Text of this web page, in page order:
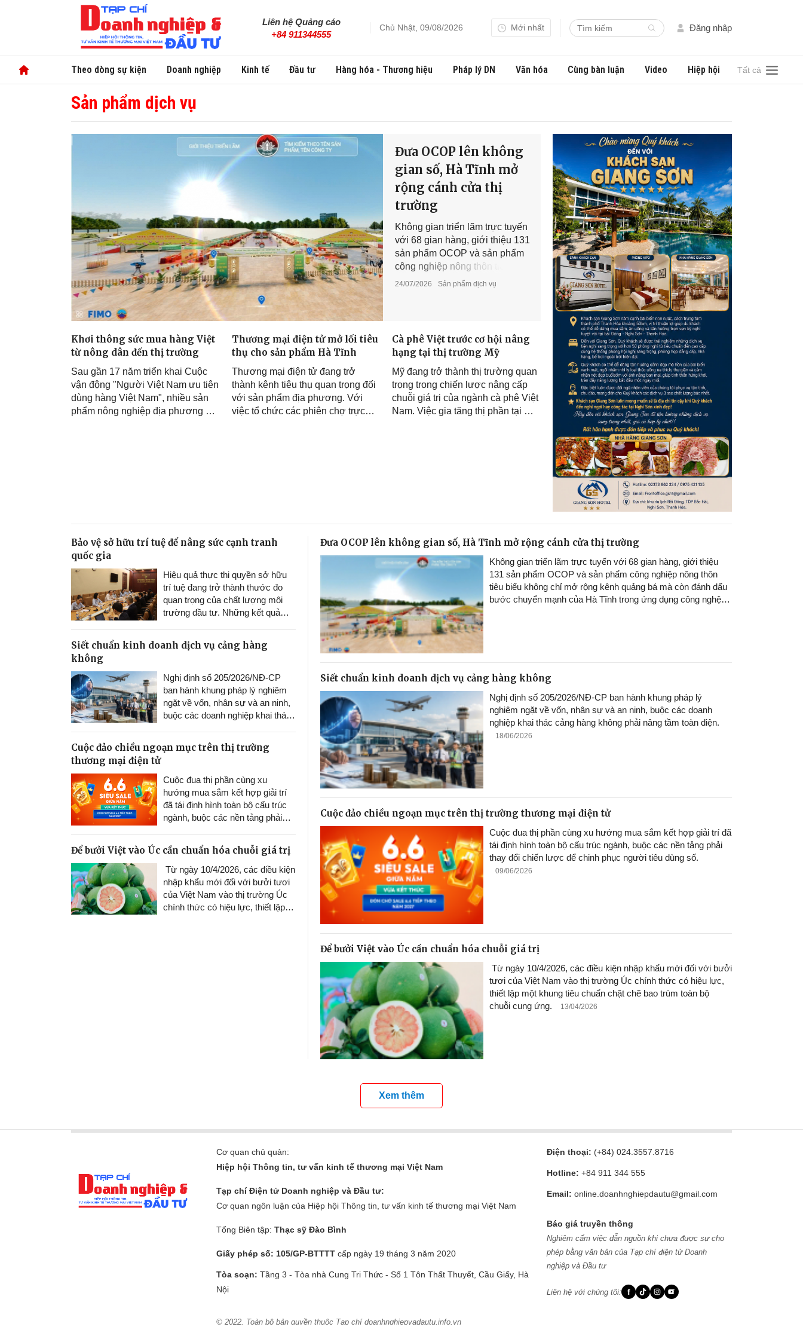
Liên hệ Quảng cáo
+84 911344555
Chủ Nhật, 09/08/2026 Mới nhất Đăng nhập
Theo dòng sự kiện Doanh nghiệp Kinh tế Đầu tư Hàng hóa - Thương hiệu Pháp lý DN Văn hóa Cùng bàn luận Video Hiệp hội Tất cả
Sản phẩm dịch vụ
Đưa OCOP lên không
gian số, Hà Tĩnh mở
rộng cánh cửa thị
trường
Không gian triển lãm trực tuyến
với 68 gian hàng, giới thiệu 131
sản phẩm OCOP và sản phẩm
công nghiệp nông thôn tiêu biểu
không chỉ mở rộng kênh quảng
tiến thương mại, từng bước
đưa đặc sản địa phương tiếp
cận thị trường trong và ngoài
nước.
24/07/2026 Sản phẩm dịch vụ
Khơi thông sức mua hàng Việt
từ nông dân đến thị trường
Sau gần 17 năm triển khai Cuộc
vận động "Người Việt Nam ưu tiên
dùng hàng Việt Nam", nhiều sản
phẩm nông nghiệp địa phương đã
Thương mại điện tử mở lối tiêu
thụ cho sản phẩm Hà Tĩnh
Thương mại điện tử đang trở
thành kênh tiêu thụ quan trọng đối
với sản phẩm địa phương. Với
việc tổ chức các phiên chợ trực
Cà phê Việt trước cơ hội nâng
hạng tại thị trường Mỹ
Mỹ đang trở thành thị trường quan
trọng trong chiến lược nâng cấp
chuỗi giá trị của ngành cà phê Việt
Nam. Việc gia tăng thị phần tại một
Bảo vệ sở hữu trí tuệ để nâng sức cạnh tranh
quốc gia
Hiệu quả thực thi quyền sở hữu
trí tuệ đang trở thành thước đo
quan trọng của chất lượng môi
trường đầu tư. Những kết quả
hóa xâm phạm quyền sở hữu trí
thị trường minh bạch, an toàn và
phù hợp với yêu cầu hội nhập
kinh tế quốc tế.
22/06/2026
Siết chuẩn kinh doanh dịch vụ cảng hàng
không
Nghị định số 205/2026/NĐ-CP
ban hành khung pháp lý nghiêm
ngặt về vốn, nhân sự và an ninh,
buộc các doanh nghiệp khai thác
18/06/2026
Cuộc đảo chiều ngoạn mục trên thị trường
thương mại điện tử
Cuộc đua thị phần cùng xu
hướng mua sắm kết hợp giải trí
đã tái định hình toàn bộ cấu trúc
ngành, buộc các nền tảng phải
người tiêu dùng số.
09/06/2026
Để bưởi Việt vào Úc cần chuẩn hóa chuỗi giá trị
Từ ngày 10/4/2026, các điều kiện
nhập khẩu mới đối với bưởi tươi
của Việt Nam vào thị trường Úc
chính thức có hiệu lực, thiết lập
Đưa OCOP lên không gian số, Hà Tĩnh mở rộng cánh cửa thị trường
Không gian triển lãm trực tuyến với 68 gian hàng, giới thiệu
131 sản phẩm OCOP và sản phẩm công nghiệp nông thôn
tiêu biểu không chỉ mở rộng kênh quảng bá mà còn đánh dấu
bước chuyển mạnh của Hà Tĩnh trong ứng dụng công nghệ
Siết chuẩn kinh doanh dịch vụ cảng hàng không
Nghị định số 205/2026/NĐ-CP ban hành khung pháp lý
nghiêm ngặt về vốn, nhân sự và an ninh, buộc các doanh
nghiệp khai thác cảng hàng không phải nâng tầm toàn diện.
18/06/2026
Cuộc đảo chiều ngoạn mục trên thị trường thương mại điện tử
Cuộc đua thị phần cùng xu hướng mua sắm kết hợp giải trí đã
tái định hình toàn bộ cấu trúc ngành, buộc các nền tảng phải
thay đổi chiến lược để chinh phục người tiêu dùng số.
09/06/2026
Để bưởi Việt vào Úc cần chuẩn hóa chuỗi giá trị
Từ ngày 10/4/2026, các điều kiện nhập khẩu mới đối với bưởi
tươi của Việt Nam vào thị trường Úc chính thức có hiệu lực,
thiết lập một khung tiêu chuẩn chặt chẽ bao trùm toàn bộ
chuỗi cung ứng.
13/04/2026
Xem thêm
Cơ quan chủ quản:
Hiệp hội Thông tin, tư vấn kinh tế thương mại Việt Nam
Tạp chí Điện tử Doanh nghiệp và Đầu tư:
Cơ quan ngôn luận của Hiệp hội Thông tin, tư vấn kinh tế thương mại Việt Nam
Tổng Biên tập: Thạc sỹ Đào Bình
Giấy phép số: 105/GP-BTTTT cấp ngày 19 tháng 3 năm 2020
Tòa soạn: Tầng 3 - Tòa nhà Cung Tri Thức -Số 1 Tôn Thất Thuyết, Cầu Giấy, Hà
Nội
© 2022. Toàn bộ bản quyền thuộc Tạp chí doanhnghiepvadautu.info.vn
Điện thoại: (+84) 024.3557.8716
Hotline: +84 911 344 555
Email: online.doanhnghiepdautu@gmail.com
Báo giá truyền thông
Nghiêm cấm việc dẫn nguồn khi chưa được sự cho
phép bằng văn bản của Tạp chí điện tử Doanh
nghiệp và Đầu tư
Liên hệ với chúng tôi: f